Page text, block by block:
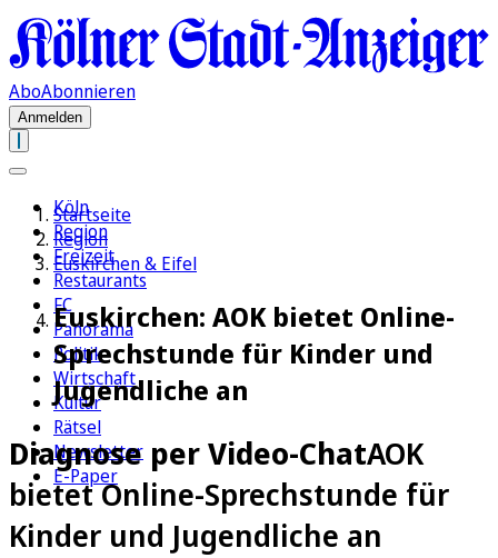
AboAbonnieren
Anmelden
Köln
Region
Freizeit
Restaurants
FC
Panorama
Politik
Wirtschaft
Kultur
Rätsel
Newsletter
E-Paper
Startseite
Region
Euskirchen & Eifel
Euskirchen: AOK bietet Online-
Sprechstunde für Kinder und
Jugendliche an
Diagnose per Video-ChatAOK
bietet Online-Sprechstunde für
Kinder und Jugendliche an